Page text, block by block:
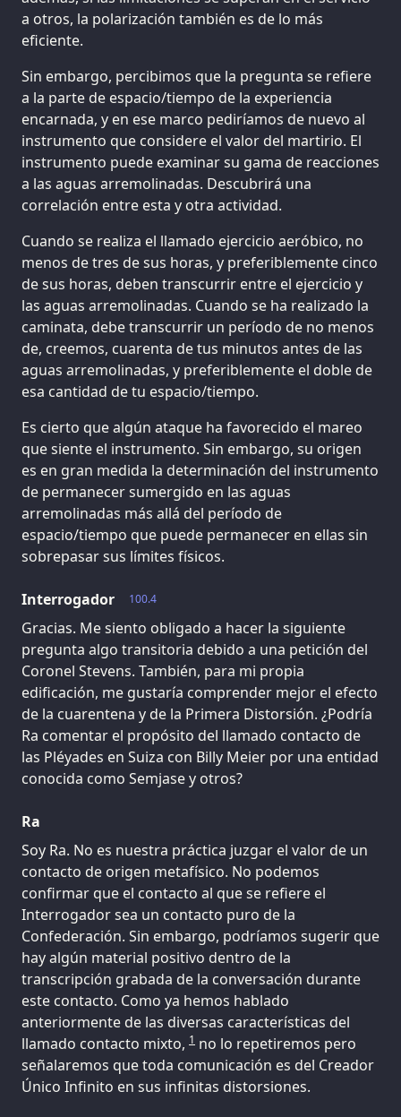
a otros, la polarización también es de lo más
eficiente.
Sin embargo, percibimos que la pregunta se refiere
a la parte de espacio/tiempo de la experiencia
encarnada, y en ese marco pediríamos de nuevo al
instrumento que considere el valor del martirio. El
instrumento puede examinar su gama de reacciones
a las aguas arremolinadas. Descubrirá una
correlación entre esta y otra actividad.
Cuando se realiza el llamado ejercicio aeróbico, no
menos de tres de sus horas, y preferiblemente cinco
de sus horas, deben transcurrir entre el ejercicio y
las aguas arremolinadas. Cuando se ha realizado la
caminata, debe transcurrir un período de no menos
de, creemos, cuarenta de tus minutos antes de las
aguas arremolinadas, y preferiblemente el doble de
esa cantidad de tu espacio/tiempo.
Es cierto que algún ataque ha favorecido el mareo
que siente el instrumento. Sin embargo, su origen
es en gran medida la determinación del instrumento
de permanecer sumergido en las aguas
arremolinadas más allá del período de
espacio/tiempo que puede permanecer en ellas sin
sobrepasar sus límites físicos.
100.4
Interrogador
Gracias. Me siento obligado a hacer la siguiente
pregunta algo transitoria debido a una petición del
Coronel Stevens. También, para mi propia
edificación, me gustaría comprender mejor el efecto
de la cuarentena y de la Primera Distorsión. ¿Podría
Ra comentar el propósito del llamado contacto de
las Pléyades en Suiza con Billy Meier por una entidad
conocida como Semjase y otros?
Ra
Soy Ra. No es nuestra práctica juzgar el valor de un
contacto de origen metafísico. No podemos
confirmar que el contacto al que se refiere el
Interrogador sea un contacto puro de la
Confederación. Sin embargo, podríamos sugerir que
hay algún material positivo dentro de la
transcripción grabada de la conversación durante
este contacto. Como ya hemos hablado
anteriormente de las diversas características del
llamado contacto mixto, 1 no lo repetiremos pero
señalaremos que toda comunicación es del Creador
Único Infinito en sus infinitas distorsiones.